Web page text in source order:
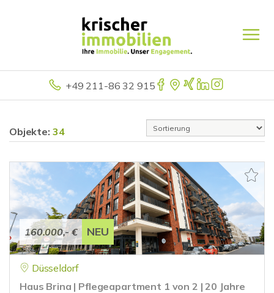
+49 211-86 32 915
Objekte: 34
160.000,- € NEU
Düsseldorf
Haus Brina | Pflegeapartment 1 von 2 | 20 Jahre